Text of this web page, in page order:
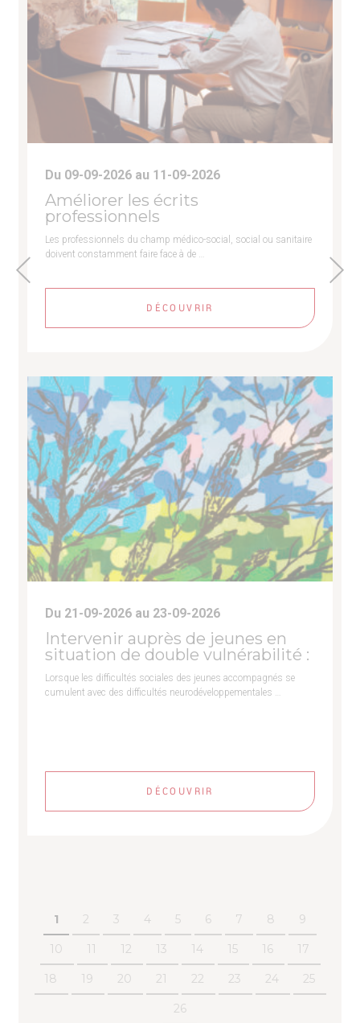
Du 09-09-2026 au 11-09-2026
Améliorer les écrits
professionnels
Les professionnels du champ médico-social, social ou sanitaire
doivent constamment faire face à de …
DÉCOUVRIR
Du 21-09-2026 au 23-09-2026
Intervenir auprès de jeunes en
situation de double vulnérabilité :
Lorsque les difficultés sociales des jeunes accompagnés se
cumulent avec des difficultés neurodéveloppementales …
DÉCOUVRIR
1 2 3 4 5 6 7 8 9
10 11 12 13 14 15 16 17
18 19 20 21 22 23 24 25
26